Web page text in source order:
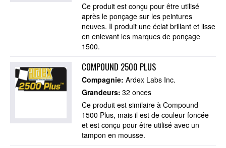
Ce produit est conçu pour être utilisé
après le ponçage sur les peintures
neuves. Il produit une éclat brillant et lisse
en enlevant les marques de ponçage
1500.
COMPOUND 2500 PLUS
Compagnie:Ardex Labs Inc.
Grandeurs: 32 onces
Ce produit est similaire à Compound
1500 Plus, mais il est de couleur foncée
et est conçu pour être utilisé avec un
tampon en mousse.